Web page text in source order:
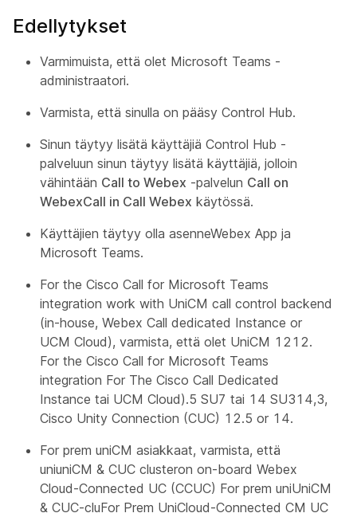
Edellytykset
Varmimuista, että olet Microsoft Teams -
administraatori.
Varmista, että sinulla on pääsy Control Hub.
Sinun täytyy lisätä käyttäjiä Control Hub -
palveluun sinun täytyy lisätä käyttäjiä, jolloin
vähintään Call to Webex -palvelun Call on
WebexCall in Call Webex käytössä.
Käyttäjien täytyy olla asenneWebex App ja
Microsoft Teams.
For the Cisco Call for Microsoft Teams
integration work with UniCM call control backend
(in-house, Webex Call dedicated Instance or
UCM Cloud), varmista, että olet UniCM 1212.
For the Cisco Call for Microsoft Teams
integration For The Cisco Call Dedicated
Instance tai UCM Cloud).5 SU7 tai 14 SU314,3,
Cisco Unity Connection (CUC) 12.5 or 14.
For prem uniCM asiakkaat, varmista, että
uniuniCM & CUC clusteron on-board Webex
Cloud-Connected UC (CCUC) For prem uniUniCM
& CUC-cluFor Prem UniCloud-Connected CM UC